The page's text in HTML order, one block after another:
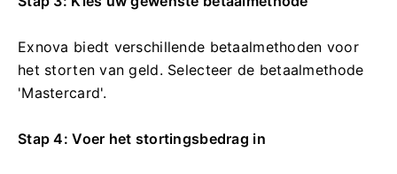
Exnova biedt verschillende betaalmethoden voor
het storten van geld. Selecteer de betaalmethode
'Mastercard'.
Stap 4: Voer het stortingsbedrag in